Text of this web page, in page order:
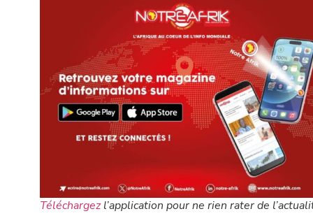
Téléchargezl’application pour ne rien rater de